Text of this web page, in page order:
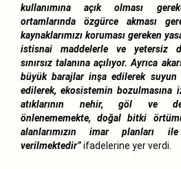
kullanımına açık olması
ortamlarında özgürce akması
kaynaklarımızı koruması gereken
istisnai maddelerle ve yetersiz
sınırsız talanına açılıyor. Ayrıca
büyük barajlar inşa edilerek suyun
edilerek, ekosistemin bozulmasına
atıklarının nehir, göl ve
önlenememekte, doğal bitki
alanlarımızın imar planları
verilmektedir”ifadelerine yer verdi.